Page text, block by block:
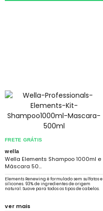
FRETE GRÁTIS
wella
Wella Elements Shampoo 1000ml e
Máscara 50...
Elements Renewing é formulado sem sulfatos e
silicones. 93% de ingredientes de origem
natural. Suave para todos os tipos de cabelos.
ver mais